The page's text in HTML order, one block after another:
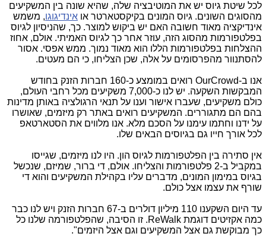
לכל שיטת גיוס יש את המוטיבציה שלה, שהיא שונה בין המשקיעים
מהסוגים השונים. גיוס המונים בקיקסטארטר או אינדיגוגו, משמש
אינדיקציה מאוד חשובה האם יש ביקוש למוצר. כך, שהניסיון לגיוס
בפלטפורמות מהסוג הזה, עוזר אחר כך לגיוס האמיתי. אולם, אחוז
ההצלחות בפלטפורמות הללו הוא מאוד נמוך. ממש אפסי. אסור
להסתנוור מהפרסומים על אלה, שכן הצליחו, כי הם מעטים.
אנו ב-OurCrowd רואים במומצע כ-160 חברות הזנק בחודש
המבקשות השקעה. יש לנו כ-7,000 משקיעים מכל רחבי העולם,
כולם משקיעים, שעברו אישור וענו על תנאי הרגולציה באותן מדינות
בהם הם מתגוררים. המשקיעים רואים באתר רק מיזמים, שאושרו
על ידנו וחתמו עימנו על הסכם מלא. אנו מלווים את הסטארטאפ
לכל אורך חייו גם בגיוסים הבאים שלו.
אין סתירה בין הפלטפורמות לגיוס הון. היו לנו מיזמים, שגייסו
במקביל ב-2 פלטפורמות והצליחו. אולם, די ברור, שמיזם, שנכשל
בגיוס במימון המונים, מדברים עליו בקהילת המשקיעים והוא די
שורף את עצמו אצל כולם.
עד היום השקענו 110 מיליון דולרים ב-67 חברות הזנק ויש לנו כבר
כמה אקזיטים דוגמת ReWalk. זו הסיבה, שהפלטפורמה שלנו כל
כך מבוקשת גם אצל המשקיעים וגם אצל היזמים".